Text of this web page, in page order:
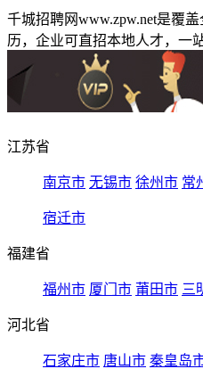
千城招聘网www.zpw.net是覆
历，企业可直招本地人才，一
江苏省
南京市 无锡市 徐州市 常
宿迁市
福建省
福州市 厦门市 莆田市 三
河北省
石家庄市 唐山市 秦皇岛